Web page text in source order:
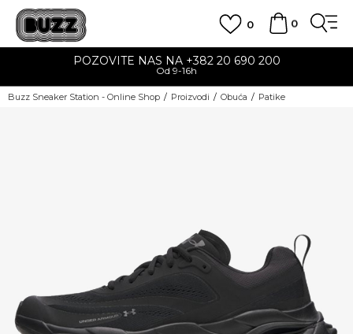
0
0
POZOVITE NAS NA +382 20 690 200
Od 9-16h
Buzz Sneaker Station - Online Shop Proizvodi Obuća Patike